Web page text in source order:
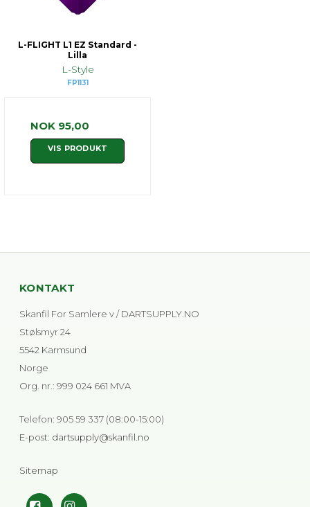
L-FLIGHT L1 EZ Standard -
Lilla
L-Style
FP1131
NOK 95,00
VIS PRODUKT
KONTAKT
Skanfil For Samlere v / DARTSUPPLY.NO
Stølsmyr 24
5542 Karmsund
Norge
Org. nr.: 999 024 661 MVA
Telefon: 905 59 337 (08:00-15:00)
E-post: dartsupply@skanfil.no
Sitemap